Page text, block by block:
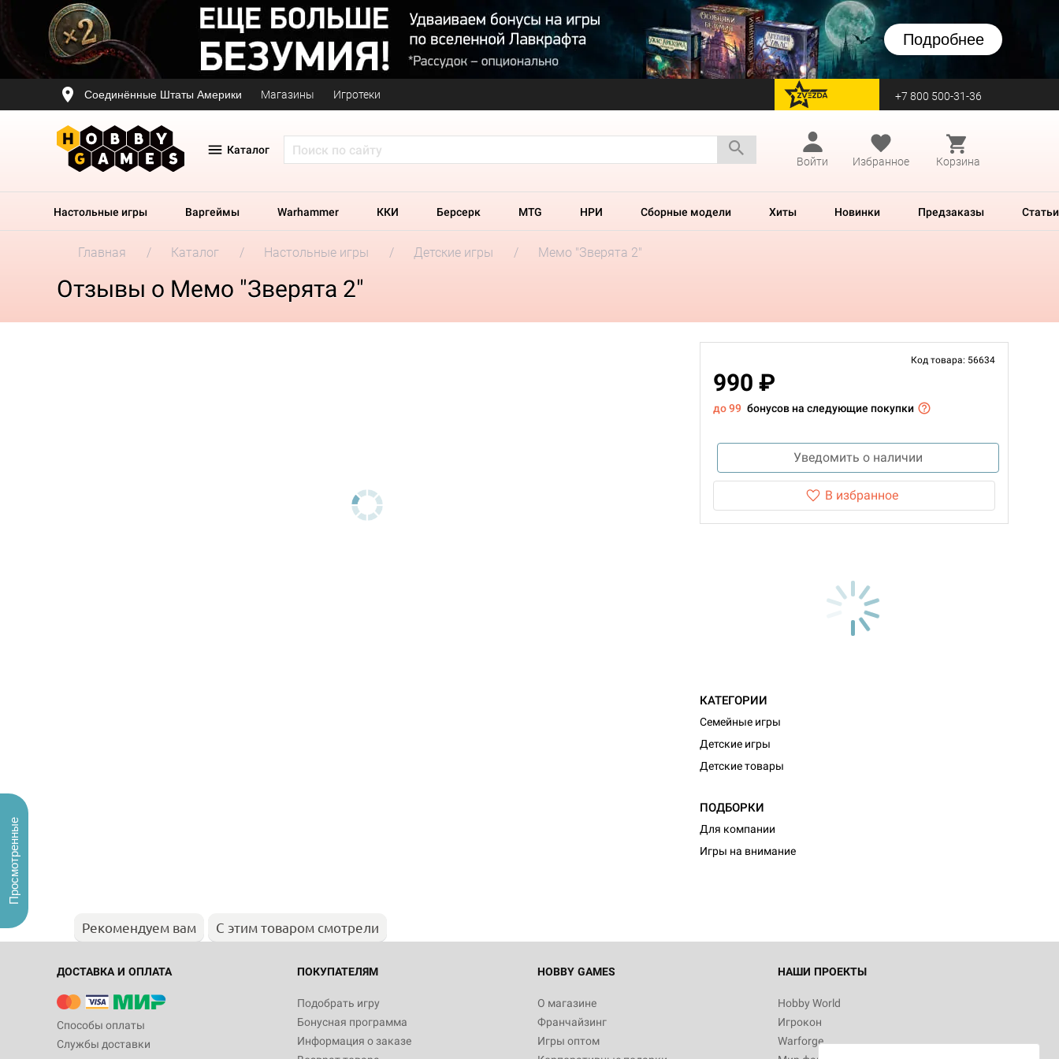
Подробнее
Соединённые Штаты Америки Магазины Игротеки перейти на Zvezda +7 800 500-31-36
Каталог
Войти
Избранное Корзина
Настольные игры Варгеймы Warhammer ККИ Берсерк MTG НРИ Сборные модели Хиты Новинки Предзаказы Статьи
Главная Каталог Настольные игры Детские игры Мемо "Зверята 2"
Отзывы о Мемо "Зверята 2"
Код товара: 56634
990 ₽
до 99 бонусов на следующие покупки
Уведомить о наличии
В избранное
КАТЕГОРИИ
Семейные игры
Детские игры
Детские товары
ПОДБОРКИ
Для компании
Игры на внимание
Рекомендуем вам С этим товаром смотрели
ДОСТАВКА И ОПЛАТА
Способы оплаты
Службы доставки
ПОКУПАТЕЛЯМ
Подобрать игру
Бонусная программа
Информация о заказе
HOBBY GAMES
О магазине
Франчайзинг
Игры оптом
НАШИ ПРОЕКТЫ
Hobby World
Игрокон
Warforge
Просмотренные
Настольная игра Hobby World Монстры
Белая смерть
12 990
Настольная игра Hobby World Берсерк.